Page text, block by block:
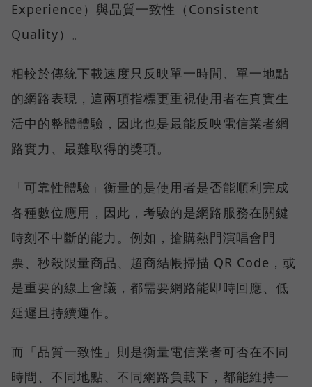
Experience）與品質一致性（Consistent
Quality）。
相較於傳統下載速度只反映單一時間、單一地點
的網路表現，這兩項指標更重視使用者在真實生
活中的整體體驗，因此也是最能反映電信業者網
路實力、最難取得的獎項。
「可靠性體驗」衡量的是使用者是否能順利完成
各種數位應用，因此，考驗的是網路服務在關鍵
時刻不中斷的能力。例如，搶購熱門演唱會門
票、秒殺限量商品、超商結帳掃描 QR Code，或
是重要的線上會議，都需要網路能即時回應、低
延遲且持續運作。
而「品質一致性」則是衡量電信業者可否在不同
時間、不同地點、不同網路負載下，都能維持一